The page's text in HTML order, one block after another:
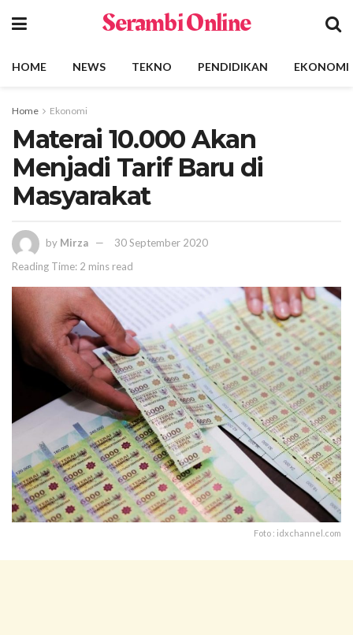
Serambi Online
HOME NEWS TEKNO PENDIDIKAN EKONOMI
Home Ekonomi
Materai 10.000 Akan
Menjadi Tarif Baru di
Masyarakat
by Mirza
30 September 2020
Reading Time: 2 mins read
Foto : idxchannel.com